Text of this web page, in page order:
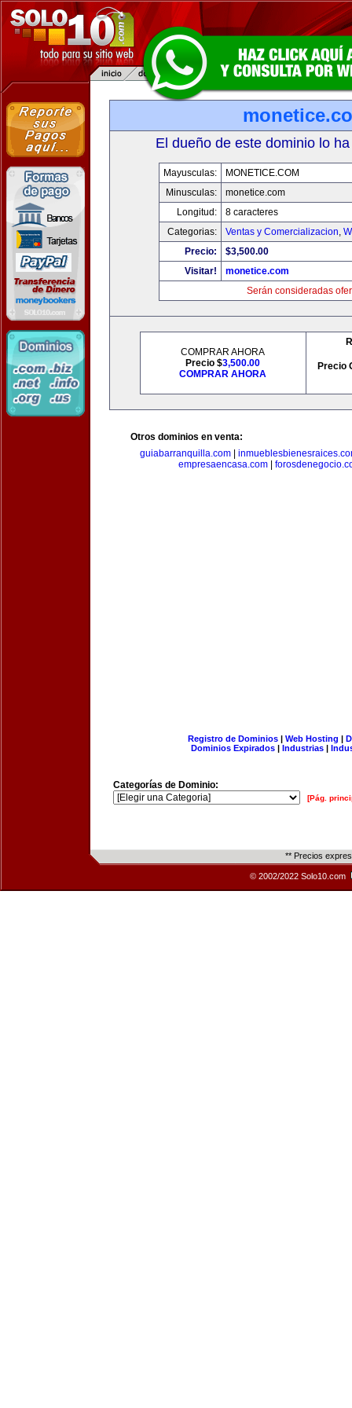
El dueño de este dominio lo
Mayusculas:
MONETICE.COM
Minusculas:
monetice.com
Longitud:
8 caracteres
Categorias:
Ventas y Comercializacion,
Precio:
$3,500.00
Visitar!
monetice.com
Serán consideradas
COMPRAR AHORA
Precio $3,500.00
COMPRAR AHORA
Precio
Otros dominios en venta:
guiabarranquilla.com|
empresaencasa.com|
Registro de Dominios| Web Hosting |
Dominios Expirados | Industrias |
Categorías de Dominio:
[Pág.
** Precios
© 2002/2022 Solo10.com